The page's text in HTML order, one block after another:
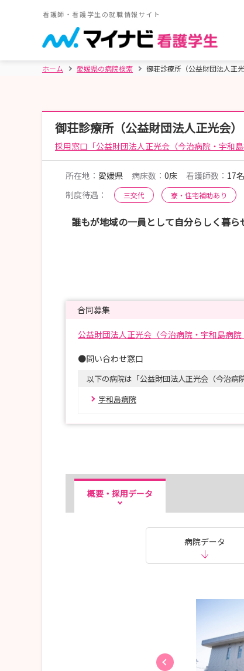
看護師・看護学生の就職情報サイト
ホーム 愛媛県の病院検索 御荘診療所（公益財団法人正光
御荘診療所（公益財団法人正光会）
採用窓口「公益財団法人正光会（今治病院・宇和島
所在地： 愛媛県 病床数： 0床 看護師数： 17名
制度待遇：
三交代 寮・住宅補助あり
誰もが地域の一員として自分らしく暮
合同募集
公益財団法人正光会（今治病院・宇和島病院
●問い合わせ窓口
以下の病院は「公益財団法人正光会（今治病
宇和島病院
概要・採用データ
病院データ